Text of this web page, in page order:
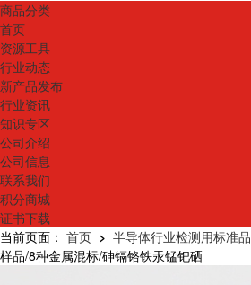
商品分类
首页
资源工具
行业动态
新产品发布
行业资讯
知识专区
公司介绍
公司信息
联系我们
积分商城
证书下载
当前页面： 首页 > 半导体行业检测用标准品
样品/8种金属混标/砷镉铬铁汞锰钯硒